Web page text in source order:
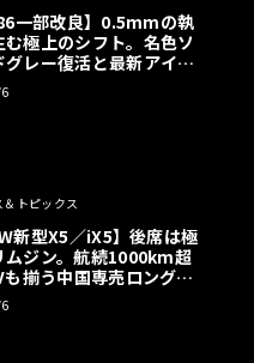
一部改良】0.5mmの執
む極上のシフト。名色ソ
グレー復活と最新アイサ
の極みへ
＆トピックス
新型X5／iX5】後席は極
ムジン。航続1000km超
も揃う中国専売ロング仕